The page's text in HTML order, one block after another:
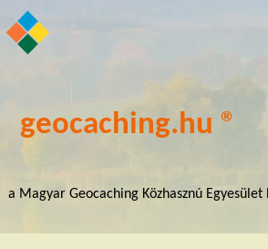
geocaching.hu ®
a Magyar Geocaching Közhasznú